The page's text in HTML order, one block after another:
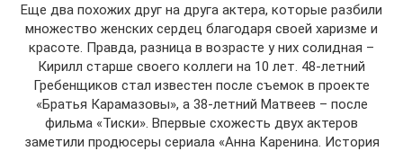
Еще два похожих друг на друга актера, которые разбили
множество женских сердец благодаря своей харизме и
красоте. Правда, разница в возрасте у них солидная –
Кирилл старше своего коллеги на 10 лет. 48-летний
Гребенщиков стал известен после съемок в проекте
«Братья Карамазовы», а 38-летний Матвеев – после
фильма «Тиски». Впервые схожесть двух актеров
заметили продюсеры сериала «Анна Каренина. История